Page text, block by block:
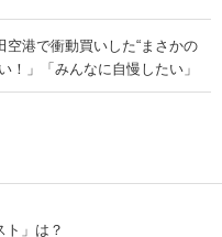
空港で衝動買いした“まさかの
！」「みんなに自慢したい」
ト」は？